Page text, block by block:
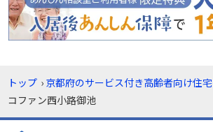
トップ › 京都府のサービス付き高齢者向け住宅
コファン西小路御池